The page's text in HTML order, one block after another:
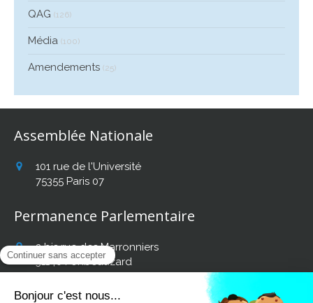
QAG (126)
Média (100)
Amendements (25)
Assemblée Nationale
101 rue de l'Université
75355 Paris 07
Permanence Parlementaire
2 bis rue des Marronniers
31140 Fonbeauzard